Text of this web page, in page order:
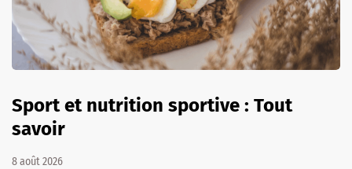
Sport et nutrition sportive : Tout
savoir
8 août 2026